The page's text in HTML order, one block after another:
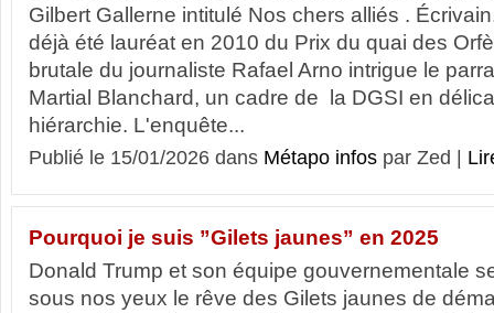
Gilbert Gallerne intitulé Nos chers alliés .
déjà été lauréat en 2010 du Prix du quai des
brutale du journaliste Rafael Arno intrigue le
Martial Blanchard, un cadre de la DGSI en
hiérarchie. L'enquête...
Publié le 15/01/2026 dans Métapo infos par Zed |
Pourquoi je suis ”Gilets jaunes” en 2025
Donald Trump et son équipe gouvernementale
sous nos yeux le rêve des Gilets jaunes de